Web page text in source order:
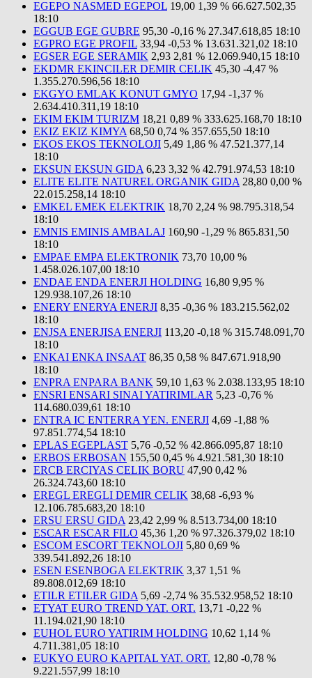
EGEPO NASMED EGEPOL 19,00 1,39 % 66.627.502,35
18:10
EGGUB EGE GUBRE 95,30 -0,16 % 27.347.618,85 18:10
EGPRO EGE PROFIL 33,94 -0,53 % 13.631.321,02 18:10
EGSER EGE SERAMIK 2,93 2,81 % 12.069.940,15 18:10
EKDMR EKINCILER DEMIR CELIK 45,30 -4,47 %
1.355.270.596,56 18:10
EKGYO EMLAK KONUT GMYO 17,94 -1,37 %
2.634.410.311,19 18:10
EKIM EKIM TURIZM 18,21 0,89 % 333.625.168,70 18:10
EKIZ EKIZ KIMYA 68,50 0,74 % 357.655,50 18:10
EKOS EKOS TEKNOLOJI 5,49 1,86 % 47.521.377,14
18:10
EKSUN EKSUN GIDA 6,23 3,32 % 42.791.974,53 18:10
ELITE ELITE NATUREL ORGANIK GIDA 28,80 0,00 %
22.015.258,14 18:10
EMKEL EMEK ELEKTRIK 18,70 2,24 % 98.795.318,54
18:10
EMNIS EMINIS AMBALAJ 160,90 -1,29 % 865.831,50
18:10
EMPAE EMPA ELEKTRONIK 73,70 10,00 %
1.458.026.107,00 18:10
ENDAE ENDA ENERJI HOLDING 16,80 9,95 %
129.938.107,26 18:10
ENERY ENERYA ENERJI 8,35 -0,36 % 183.215.562,02
18:10
ENJSA ENERJISA ENERJI 113,20 -0,18 % 315.748.091,70
18:10
ENKAI ENKA INSAAT 86,35 0,58 % 847.671.918,90
18:10
ENPRA ENPARA BANK 59,10 1,63 % 2.038.133,95 18:10
ENSRI ENSARI SINAI YATIRIMLAR 5,23 -0,76 %
114.680.039,61 18:10
ENTRA IC ENTERRA YEN. ENERJI 4,69 -1,88 %
97.851.774,54 18:10
EPLAS EGEPLAST 5,76 -0,52 % 42.866.095,87 18:10
ERBOS ERBOSAN 155,50 0,45 % 4.921.581,30 18:10
ERCB ERCIYAS CELIK BORU 47,90 0,42 %
26.324.743,60 18:10
EREGL EREGLI DEMIR CELIK 38,68 -6,93 %
12.106.785.683,20 18:10
ERSU ERSU GIDA 23,42 2,99 % 8.513.734,00 18:10
ESCAR ESCAR FILO 45,36 1,20 % 97.326.379,02 18:10
ESCOM ESCORT TEKNOLOJI 5,80 0,69 %
339.541.892,26 18:10
ESEN ESENBOGA ELEKTRIK 3,37 1,51 %
89.808.012,69 18:10
ETILR ETILER GIDA 5,69 -2,74 % 35.532.958,52 18:10
ETYAT EURO TREND YAT. ORT. 13,71 -0,22 %
11.194.021,90 18:10
EUHOL EURO YATIRIM HOLDING 10,62 1,14 %
4.711.381,05 18:10
EUKYO EURO KAPITAL YAT. ORT. 12,80 -0,78 %
9.221.557,99 18:10